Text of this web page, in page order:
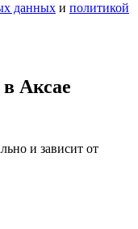
данных и политикой
Аксае
и зависит от